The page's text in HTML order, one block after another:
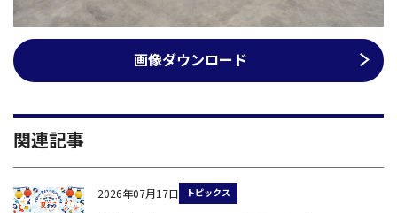
画像ダウンロード
関連記事
2026年07月17日 トピックス